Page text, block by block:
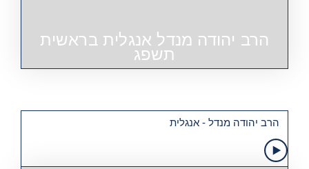
הרב יהודה מנדל אנגלית בראשית
תשפג
הרב יהודה מנדל - אנגלית